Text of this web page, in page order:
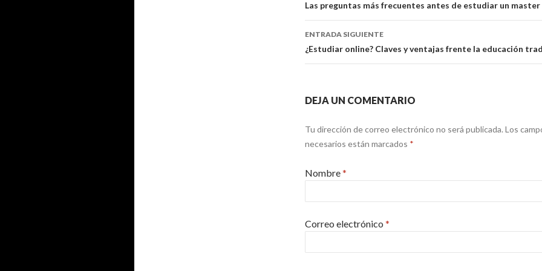
Ir a la entrada
Las preguntas más frecuentes antes de estudiar un master
ENTRADA SIGUIENTE
¿Estudiar online? Claves y ventajas frente la educación
DEJA UN COMENTARIO
Tu dirección de correo electrónico no será publicada. Los
necesarios están marcados *
Nombre*
Correo electrónico *